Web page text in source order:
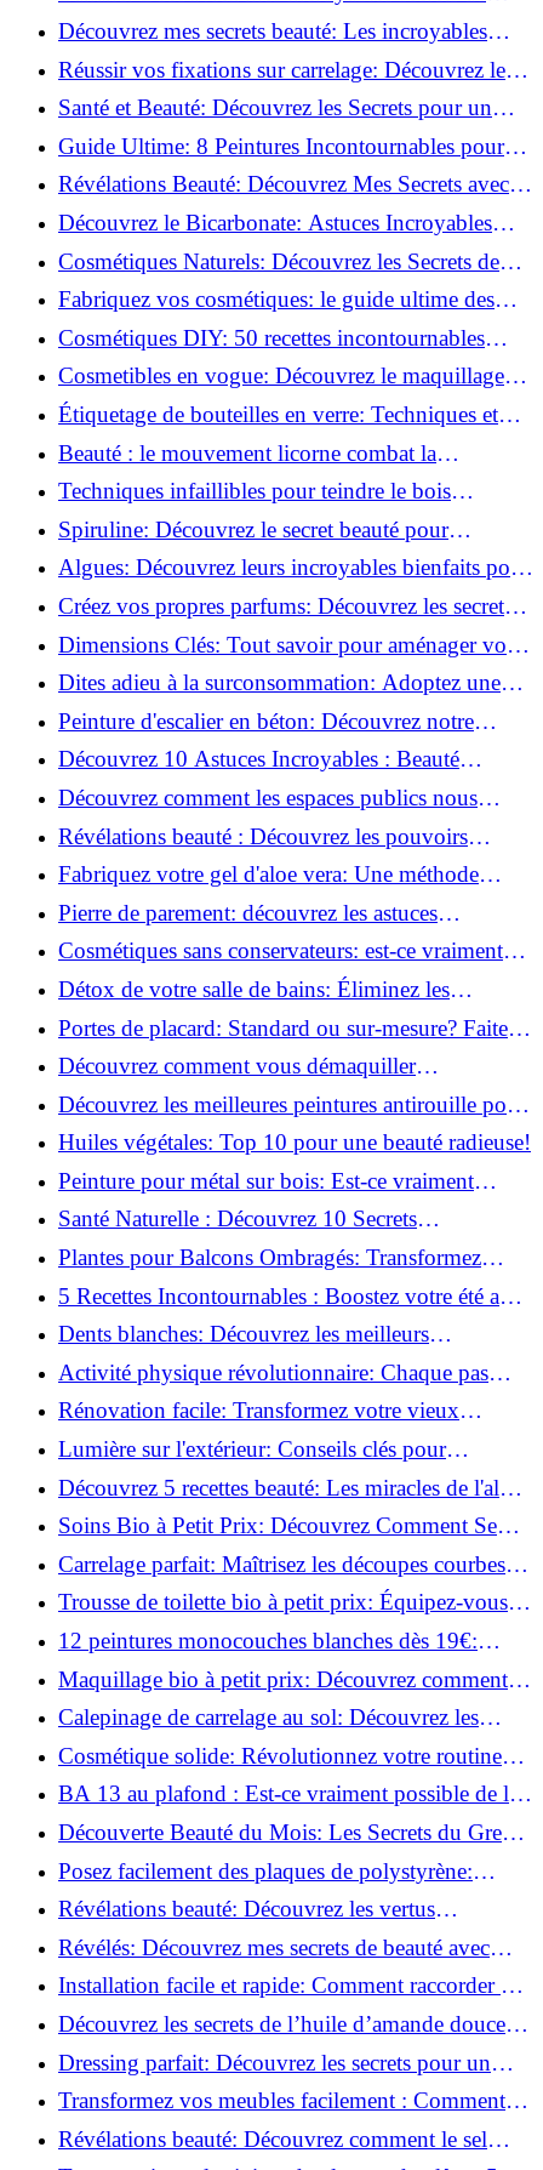
beauté!
Découvrez mes secrets beauté: Les incroyables
vertus du curcuma!
Réussir vos fixations sur carrelage: Découvrez les
astuces infaillibles !
Santé et Beauté: Découvrez les Secrets pour un
Bien-être Optimal!
Guide Ultime: 8 Peintures Incontournables pour
Bois Extérieurs!
Révélations Beauté: Découvrez Mes Secrets avec le
Thé Vert Matcha!
Découvrez le Bicarbonate: Astuces Incroyables
pour Votre Quotidien!
Cosmétiques Naturels: Découvrez les Secrets de
Beauté Éco-responsables!
Fabriquez vos cosmétiques: le guide ultime des
produits de beauté maison!
Cosmétiques DIY: 50 recettes incontournables
pour sublimer votre beauté naturelle!
Cosmetibles en vogue: Découvrez le maquillage
100% comestible!
Étiquetage de bouteilles en verre: Techniques et
astuces incontournables!
Beauté : le mouvement licorne combat la
surconsommation !
Techniques infaillibles pour teindre le bois
naturellement: Découvrez comment!
Spiruline: Découvrez le secret beauté pour
revitaliser les peaux fatiguées!
Algues: Découvrez leurs incroyables bienfaits pour
la santé et la beauté!
Créez vos propres parfums: Découvrez les secrets
de la fabrication artisanale!
Dimensions Clés: Tout savoir pour aménager votre
salle de bains!
Dites adieu à la surconsommation: Adoptez une
vie plus simple!
Peinture d'escalier en béton: Découvrez notre
tutoriel facile et rapide!
Découvrez 10 Astuces Incroyables : Beauté
Naturelle avec le Concombre !
Découvrez comment les espaces publics nous
incitent à être plus actifs : Révélations surprenantes!
Révélations beauté : Découvrez les pouvoirs
insoupçonnés du concombre!
Fabriquez votre gel d'aloe vera: Une méthode
simple et rapide à la maison!
Pierre de parement: découvrez les astuces
infaillibles pour un nettoyage parfait!
Cosmétiques sans conservateurs: est-ce vraiment
possible?
Détox de votre salle de bains: Éliminez les
ingrédients nocifs dès maintenant!
Portes de placard: Standard ou sur-mesure? Faites
le meilleur choix!
Découvrez comment vous démaquiller
naturellement: Astuces et secrets révélés!
Découvrez les meilleures peintures antirouille pour
le fer: Top 12 analysé!
Huiles végétales: Top 10 pour une beauté radieuse!
Peinture pour métal sur bois: Est-ce vraiment
possible?
Santé Naturelle : Découvrez 10 Secrets
Incontournables pour un Bien-être Optimal!
Plantes pour Balcons Ombragés: Transformez
votre Terrasse en Oasis Verte!
5 Recettes Incontournables : Boostez votre été avec
des huiles essentielles!
Dents blanches: Découvrez les meilleurs
ingrédients naturels!
Activité physique révolutionnaire: Chaque pas
compte pour votre santé!
Rénovation facile: Transformez votre vieux
parquet irrégulier en un clin d'œil!
Lumière sur l'extérieur: Conseils clés pour
concevoir et installer votre éclairage!
Découvrez 5 recettes beauté: Les miracles de l'aloe
vera pour votre peau!
Soins Bio à Petit Prix: Découvrez Comment Se
Chouchouter Pour Moins de 35€!
Carrelage parfait: Maîtrisez les découpes courbes
facilement!
Trousse de toilette bio à petit prix: Équipez-vous
pour moins de 25€!
12 peintures monocouches blanches dès 19€:
Découvrez les meilleures offres!
Maquillage bio à petit prix: Découvrez comment
s'équiper pour moins de 50€!
Calepinage de carrelage au sol: Découvrez les
astuces incontournables!
Cosmétique solide: Révolutionnez votre routine
beauté pour zéro déchet!
BA 13 au plafond : Est-ce vraiment possible de les
coller ?
Découverte Beauté du Mois: Les Secrets du Green
Glamour !
Posez facilement des plaques de polystyrène:
Transformez votre plafond sans effort !
Révélations beauté: Découvrez les vertus
insoupçonnées de l'huile de coco!
Révélés: Découvrez mes secrets de beauté avec
l'huile de ricin!
Installation facile et rapide: Comment raccorder un
luminaire au plafond!
Découvrez les secrets de l’huile d’amande douce :
Pourquoi vous devez l'adopter!
Dressing parfait: Découvrez les secrets pour un
rangement optimal!
Transformez vos meubles facilement : Comment
installer des roulettes en un clin d'œil !
Révélations beauté: Découvrez comment le sel